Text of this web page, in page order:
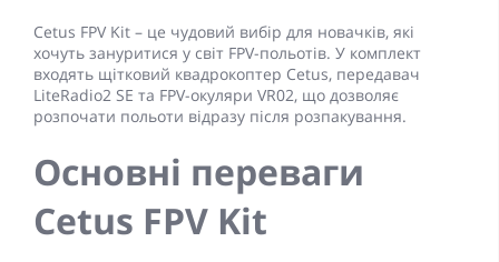
Cetus FPV Kit – це чудовий вибір для новачків, які
хочуть зануритися у світ FPV-польотів. У комплект
входять щітковий квадрокоптер Cetus, передавач
LiteRadio2 SE та FPV-окуляри VR02, що дозволяє
розпочати польоти відразу після розпакування.
Основні переваги
Cetus FPV Kit